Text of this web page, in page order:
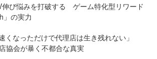
伸び悩みを打破する ゲーム特化型リワード
」の実力
くなっただけで代理店は生き残れない」
協会が暴く不都合な真実